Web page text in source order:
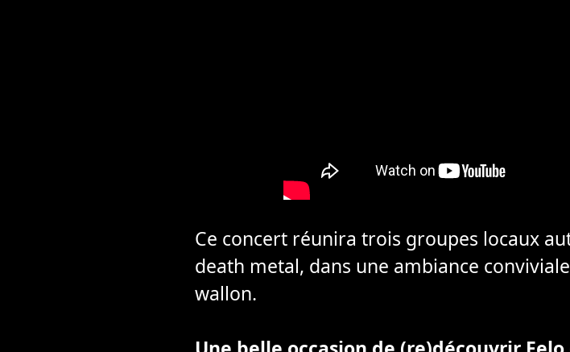
Ce concert réunira trois groupes locaux
death metal, dans une ambiance
wallon.